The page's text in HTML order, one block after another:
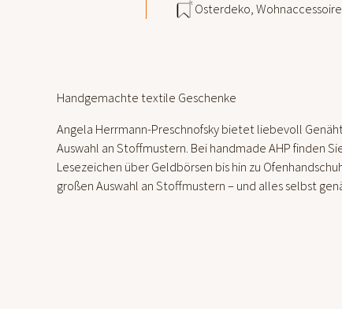
Osterdeko,
Handgemachte textile Geschenke
Angela Herrmann-Preschnofsky bietet liebevoll
Auswahl an Stoffmustern. Bei handmade AHP finden
Lesezeichen über Geldbörsen bis hin zu
großen Auswahl an Stoffmustern – und alles selbst